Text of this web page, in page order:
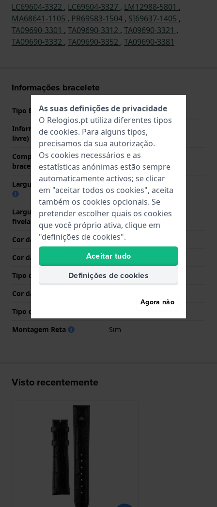
LC69604-3322 , LC69604-3327 , LM12988-5801 ,
MA68641-1105 , PR69583-1504 , SI69637-1405 ,
TA09690-3301 , TA09690-3312 , TA09690-3321 ,
TA09690-3332 , TA09690-3352 , TA09690-3381
Informações bracelete
Tipo Bracelete
Couro
Informação extra (texto
livre)
Thickness 3.3 mm
Comprimento do pino (da
bracelete)
18 mm
Largura das extremidades 18 mm
Largura da bracelete na
fivela
16 mm
Cor da bracelete
Preto
Cor das costuras
Preto
Tipo de Fecho
Nenhum
Cor da fivela
Tipo de montagem
Montagem Reta
Sim
Visto recentemente
As suas definições de privacidade
O Relogios.pt utiliza diferentes tipos
de cookies. Para alguns tipos,
precisamos da sua autorização.
Os cookies necessários e as
estatísticas anónimas estão sempre
automaticamente activos; se clicar
em "aceitar todos os cookies", aceita
também os cookies opcionais. Se
pretender escolher quais os cookies
que você próprio ativa, clique em
"definições de cookies".
Aceitar tudo
Definições de cookies
Agora não